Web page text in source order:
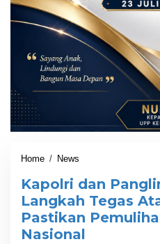
Home / News
p
o
r
i
Kapolri dan
Langkah Tegas
Pastikan
Nasional